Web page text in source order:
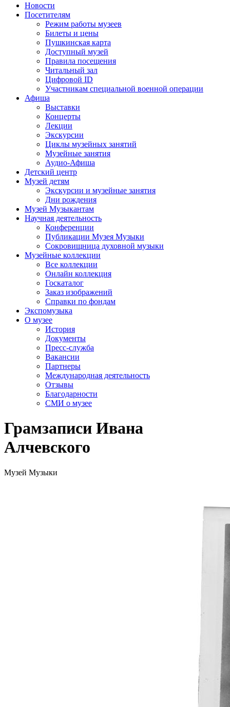
Новости
Посетителям
Режим работы музеев
Билеты и цены
Пушкинская карта
Доступный музей
Правила посещения
Читальный зал
Цифровой ID
Участникам специальной военной операции
Афиша
Выставки
Концерты
Лекции
Экскурсии
Циклы музейных занятий
Музейные занятия
Аудио-Афиша
Детский центр
Музей детям
Экскурсии и музейные занятия
Дни рождения
Музей Музыкантам
Научная деятельность
Конференции
Публикации Музея Музыки
Сокровищница духовной музыки
Музейные коллекции
Все коллекции
Онлайн коллекция
Госкаталог
Заказ изображений
Справки по фондам
Экспомузыка
О музее
История
Документы
Пресс-служба
Вакансии
Партнеры
Международная деятельность
Отзывы
Благодарности
СМИ о музее
Грамзаписи Ивана
Алчевского
Музей Музыки